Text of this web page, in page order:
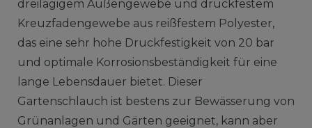
dreilagigem Außengewebe und druckfestem
Kreuzfadengewebe aus reißfestem Polyester,
das eine sehr hohe Druckfestigkeit von 20 bar
und optimale Korrosionsbeständigkeit für eine
lange Lebensdauer bietet. Dieser
Gartenschlauch ist bestens zur Bewässerung von
Grünanlagen und Gärten geeignet, kann aber